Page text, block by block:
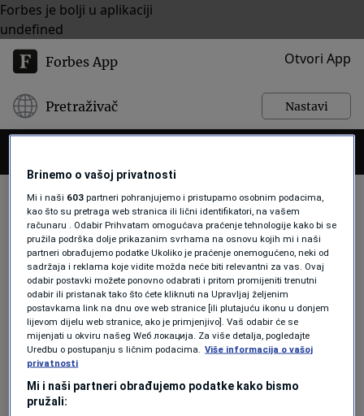
Forbes je bolji u aplikaciji
undefined
Forbes App Otvori App
Pretraživač Nastavi
JACKPOT
NOVAC
Slovenac je na lutriji dobio 51 milion
eura, finansijski stručnjaci savjetuju
šta da radi s tim novcem
Forbes Slovenija
Brinemo o vašoj privatnosti
Mi i naši 603 partneri pohranjujemo i pristupamo osobnim podacima,
kao što su pretraga web stranica ili lični identifikatori, na vašem
računaru . Odabir Prihvatam omogućava praćenje tehnologije kako bi se
pružila podrška dolje prikazanim svrhama na osnovu kojih mi i naši
partneri obrađujemo podatke Ukoliko je praćenje onemogućeno, neki od
sadržaja i reklama koje vidite možda neće biti relevantni za vas. Ovaj
odabir postavki možete ponovno odabrati i pritom promijeniti trenutni
odabir ili pristanak tako što ćete kliknuti na Upravljaj željenim
postavkama link na dnu ove web stranice [ili plutajuću ikonu u donjem
lijevom dijelu web stranice, ako je primjenjivo]. Vaš odabir će se
mijenjati u okviru našeg Wеб локација. Za više detalja, pogledajte
Uredbu o postupanju s ličnim podacima.
Više informacija o vašoj
privatnosti
Mi i naši partneri obrađujemo podatke kako bismo
pružali: